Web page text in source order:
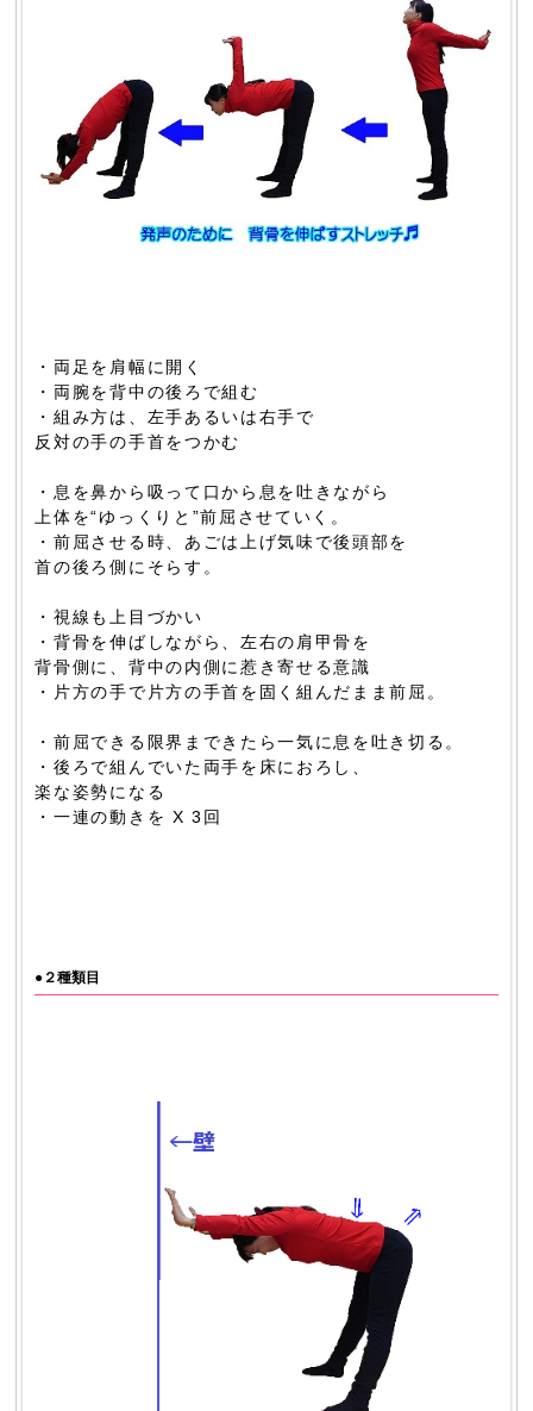
・両足を肩幅に開く
・両腕を背中の後ろで組む
・組み方は、左手あるいは右手で
反対の手の手首をつかむ
・息を鼻から吸って口から息を吐きながら
上体を“ゆっくりと”前屈させていく。
・前屈させる時、あごは上げ気味で後頭部を
首の後ろ側にそらす。
・視線も上目づかい
・背骨を伸ばしながら、左右の肩甲骨を
背骨側に、背中の内側に惹き寄せる意識
・片方の手で片方の手首を固く組んだまま前屈。
・前屈できる限界まできたら一気に息を吐き切る。
・後ろで組んでいた両手を床におろし、
楽な姿勢になる
・一連の動きを X 3回
●２種類目